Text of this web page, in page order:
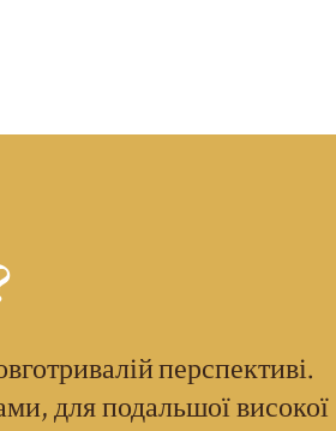
перспективі.
для подальшої високої